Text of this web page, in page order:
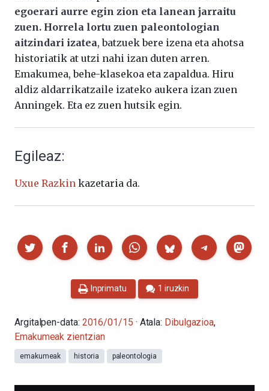
egoerari aurre egin zion eta lanean jarraitu
zuen. Horrela lortu zuen paleontologian
aitzindari izatea, batzuek bere izena eta ahotsa
historiatik at utzi nahi izan duten arren.
Emakumea, behe-klasekoa eta zapaldua. Hiru
aldiz aldarrikatzaile izateko aukera izan zuen
Anningek. Eta ez zuen hutsik egin.
Egileaz:
Uxue Razkin kazetaria da.
Partekatu
Inprimatu 1 iruzkin
Argitalpen-data: 2016/01/15 · Atala: Dibulgazioa,
Emakumeak zientzian
emakumeak historia paleontologia